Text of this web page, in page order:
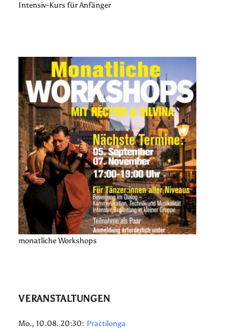
Intensiv-Kurs für Anfänger
monatliche Workshops
VERANSTALTUNGEN
Mo., 10.08. 20:30: Practilonga